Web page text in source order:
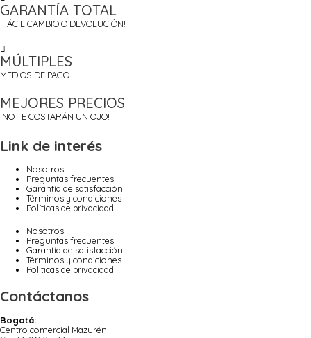
GARANTÍA TOTAL
¡FÁCIL CAMBIO O DEVOLUCIÓN!
MÚLTIPLES
MEDIOS DE PAGO
MEJORES PRECIOS
¡NO TE COSTARÁN UN OJO!
Link de interés
Nosotros
Preguntas frecuentes
Garantía de satisfacción
Términos y condiciones
Políticas de privacidad
Nosotros
Preguntas frecuentes
Garantía de satisfacción
Términos y condiciones
Políticas de privacidad
Contáctanos
Bogotá:
Centro comercial Mazurén